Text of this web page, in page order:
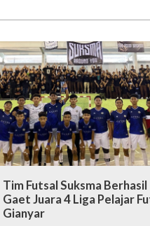
Tim Futsal Suksma Berhasil
Gaet Juara 4 Liga Pelajar
Gianyar